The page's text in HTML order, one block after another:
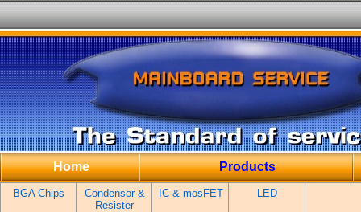
Home Products
BGA Chips
Condensor &
Resister
IC & mosFET LED